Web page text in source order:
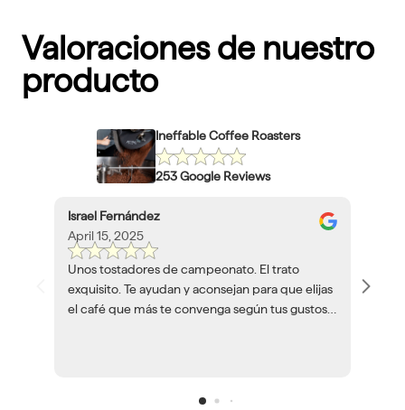
Valoraciones de nuestro
producto
Ineffable Coffee Roasters
253 Google Reviews
Israel Fernández
April 15, 2025
Unos tostadores de campeonato. El trato
exquisito. Te ayudan y aconsejan para que elijas
el café que más te convenga según tus gustos y